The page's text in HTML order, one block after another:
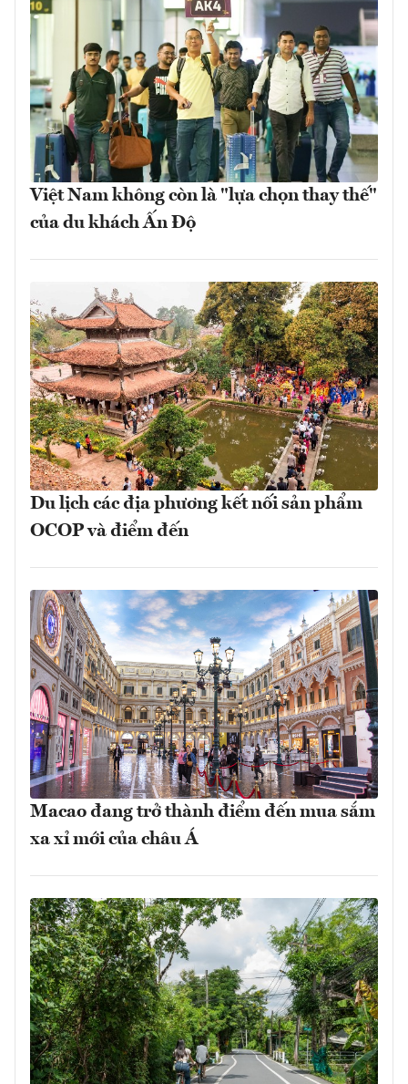
Việt Nam không còn là "lựa chọn thay thế"
của du khách Ấn Độ
Du lịch các địa phương kết nối sản phẩm
OCOP và điểm đến
Macao đang trở thành điểm đến mua sắm
xa xỉ mới của châu Á